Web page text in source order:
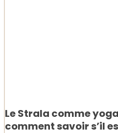
Le Strala comme
comment savoir s’il